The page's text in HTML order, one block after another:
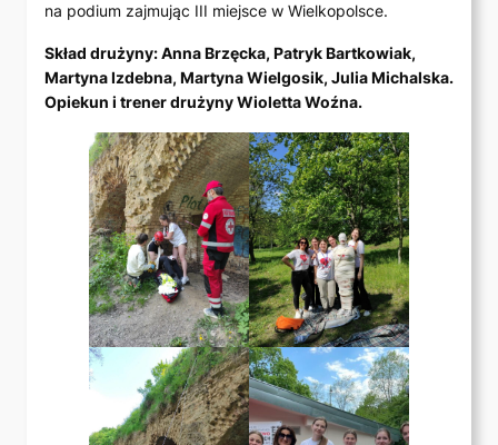
na podium zajmując III miejsce w Wielkopolsce.
Skład drużyny: Anna Brzęcka, Patryk Bartkowiak,
Martyna Izdebna, Martyna Wielgosik, Julia Michalska.
Opiekun i trener drużyny Wioletta Woźna.